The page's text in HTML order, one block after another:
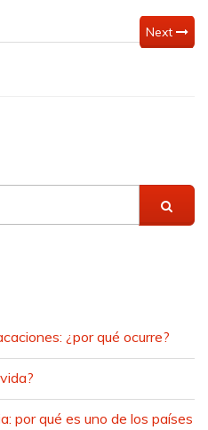
Next
¿por qué ocurre?
por qué es uno de los países